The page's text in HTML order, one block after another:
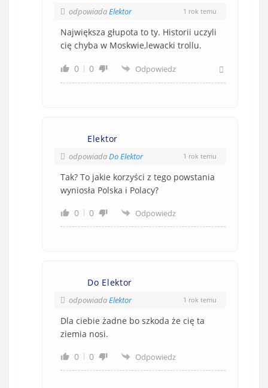
odpowiadaElektor 1 rok temu
Największa głupota to ty. Historii uczyli
cię chyba w Moskwie,lewacki trollu.
0 0 Odpowiedz
Elektor
odpowiadaDo Elektor 1 rok temu
Tak? To jakie korzyści z tego powstania
wyniosła Polska i Polacy?
0
0 Odpowiedz
Do Elektor
odpowiadaElektor 1 rok temu
Dla ciebie żadne bo szkoda że cię ta
ziemia nosi.
0
0 Odpowiedz